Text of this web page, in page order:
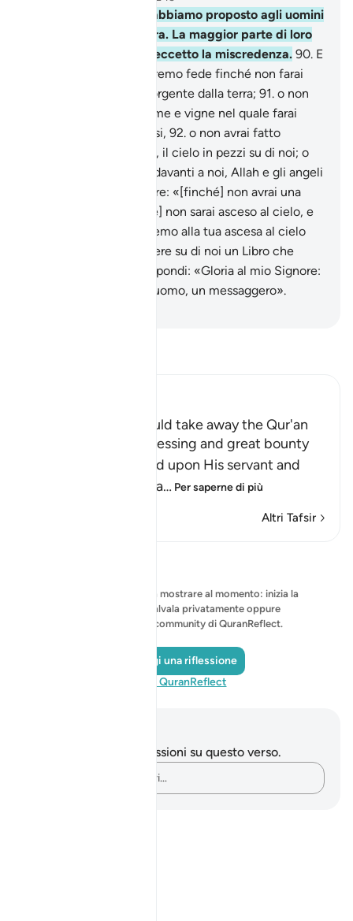
If Allah willed, He could take away the Qur'an
Allah mentions the blessing and great bounty
that He has bestowed upon His servant and
Messenger Muhamma… Per saperne di più
Altri Tafsir
Nessuna riflessione da mostrare al momento: inizia la
tua riflessione e salvala privatamente oppure
condividila con la community di QuranReflect.
Aggiungi una riflessione
Visita QuranReflect
In questo Corano abbiamo proposto agli uomini
ogni specie di metafora. La maggior parte di loro
rifiuta [tutto quanto], eccetto la mi­scredenza. 90. E
dicono: «Non ti presteremo fede finché non farai
sgorgare per noi una sorgente dalla terra; 91. o non
avrai un giardino di palme e vigne nel quale farai
sgorga­re ruscelli copiosi, 92. o non avrai fatto
cadere, come pretendi, il cielo in pezzi su di noi; o
non avrai fatto venire, davanti a noi, Allah e gli angeli
Oppure: «[finché] non avrai una
casa d’oro»; o: «[finché] non sarai asceso al cielo, e
comunque non crederemo alla tua ascesa al cie­lo
finché non farai scendere su di noi un Libro che
possiamo legge­re». Rispondi: «Gloria al mio Signore:
non sono altro che un uomo, un messaggero».
Non hai appunti o riflessioni su questo verso.
Cattura i tuoi pensieri…